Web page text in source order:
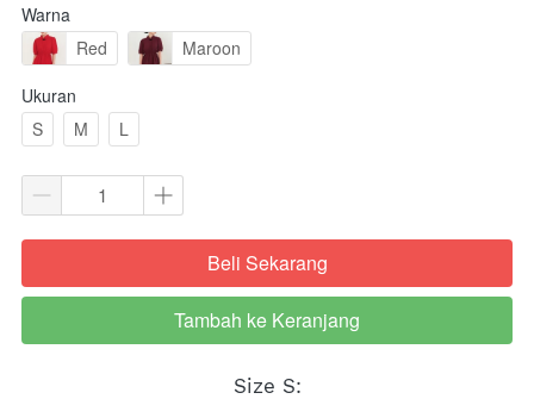
Warna
Red
Maroon
Ukuran
S
M L
`Beli Sekarang
`
Tambah ke Keranjang
Size S: